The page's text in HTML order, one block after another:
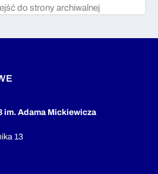
do strony archiwalnej
im. Adama Mickiewicza
13